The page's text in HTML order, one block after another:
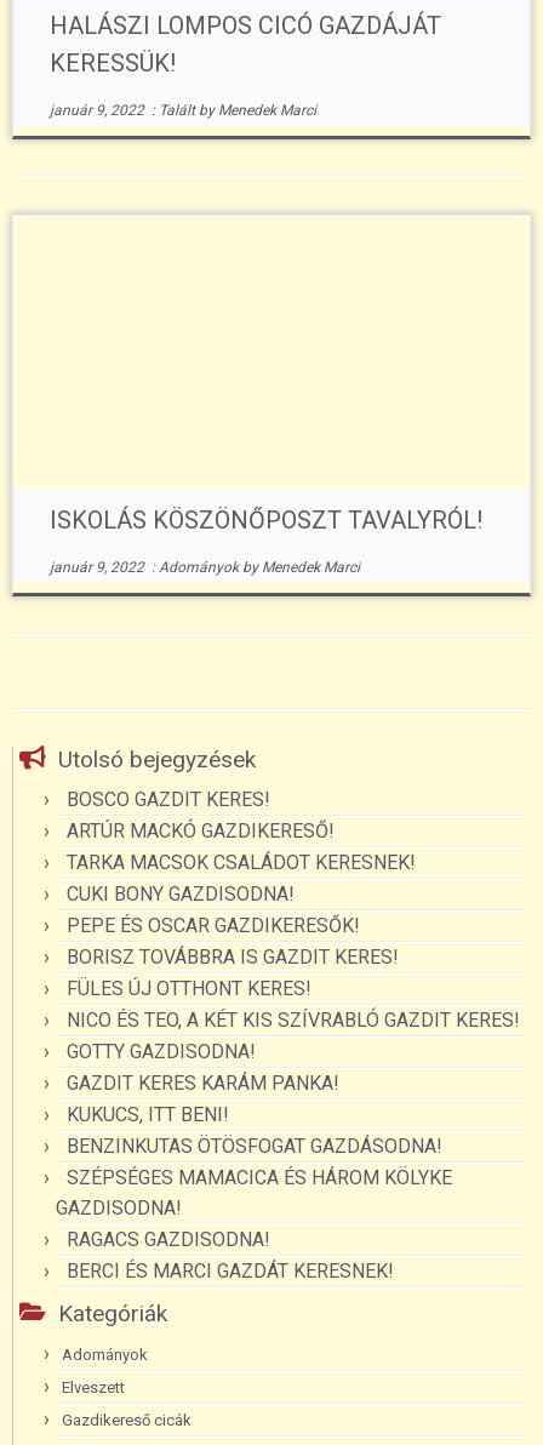
HALÁSZI LOMPOS CICÓ GAZDÁJÁT
KERESSÜK!
január 9, 2022: Talált by Menedek Marci
ISKOLÁS KÖSZÖNŐPOSZT TAVALYRÓL!
január 9, 2022:Adományok by Menedek Marci
Utolsó bejegyzések
BOSCO GAZDIT KERES!
ARTÚR MACKÓ GAZDIKERESŐ!
TARKA MACSOK CSALÁDOT KERESNEK!
CUKI BONY GAZDISODNA!
PEPE ÉS OSCAR GAZDIKERESŐK!
BORISZ TOVÁBBRA IS GAZDIT KERES!
FÜLES ÚJ OTTHONT KERES!
NICO ÉS TEO, A KÉT KIS SZÍVRABLÓ GAZDIT KERES!
GOTTY GAZDISODNA!
GAZDIT KERES KARÁM PANKA!
KUKUCS, ITT BENI!
BENZINKUTAS ÖTÖSFOGAT GAZDÁSODNA!
SZÉPSÉGES MAMACICA ÉS HÁROM KÖLYKE
GAZDISODNA!
RAGACS GAZDISODNA!
BERCI ÉS MARCI GAZDÁT KERESNEK!
Kategóriák
Adományok
Elveszett
Gazdikereső cicák